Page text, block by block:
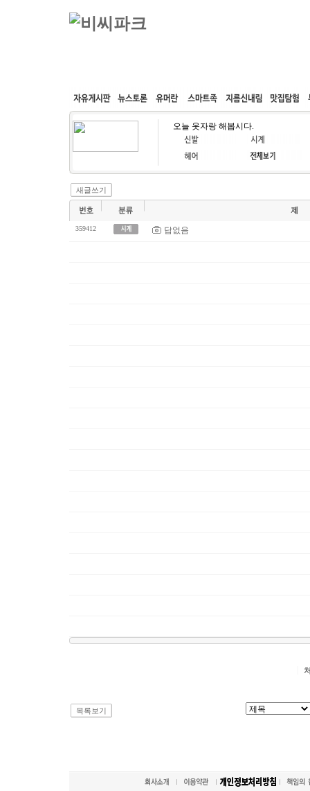
커뮤니티 속도패치 웹호스팅 공동구매
오늘 옷자랑 해봅시다.
새글쓰기
359412 답없음
목록보기